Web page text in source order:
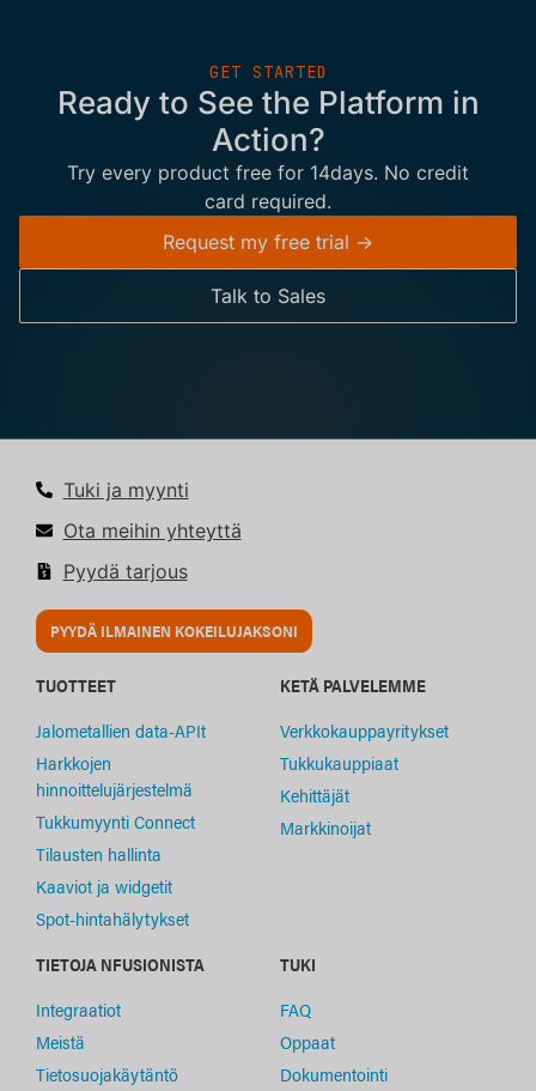
GET STARTED
Ready to See the Platform in
Action?
Try every product free for 14days. No credit
card required.
Request my free trial ->
Talk to Sales
Tuki ja myynti
Ota meihin yhteyttä
Pyydä tarjous
PYYDÄ ILMAINEN KOKEILUJAKSONI
TUOTTEET
Jalometallien data-APIt
Harkkojen
hinnoittelujärjestelmä
Tukkumyynti Connect
Tilausten hallinta
Kaaviot ja widgetit
Spot-hintahälytykset
KETÄ PALVELEMME
Verkkokauppayritykset
Tukkukauppiaat
Kehittäjät
Markkinoijat
TIETOJA NFUSIONISTA
Integraatiot
Meistä
Tietosuojakäytäntö
TUKI
FAQ
Oppaat
Dokumentointi